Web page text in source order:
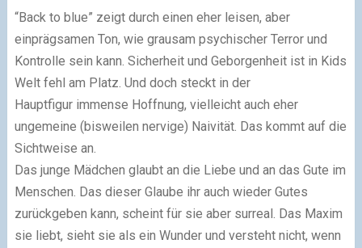
“Back to blue” zeigt durch einen eher leisen, aber
einprägsamen Ton, wie grausam psychischer Terror und
Kontrolle sein kann. Sicherheit und Geborgenheit ist in Kids
Welt fehl am Platz. Und doch steckt in der
Hauptfigur immense Hoffnung, vielleicht auch eher
ungemeine (bisweilen nervige) Naivität. Das kommt auf die
Sichtweise an.
Das junge Mädchen glaubt an die Liebe und an das Gute im
Menschen. Das dieser Glaube ihr auch wieder Gutes
zurückgeben kann, scheint für sie aber surreal. Das Maxim
sie liebt, sieht sie als ein Wunder und versteht nicht, wenn